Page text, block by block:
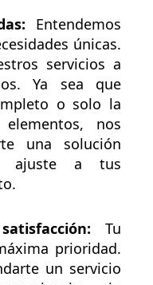
Entendemos
únicas.
servicios a
Ya sea que
o solo la
nos
una solución
ajuste a tus
Tu
prioridad.
un servicio